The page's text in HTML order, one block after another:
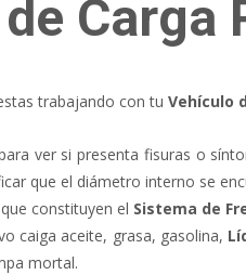
Carga
trabajando con tu Vehículo
ver si presenta fisuras o
que el diámetro interno se
constituyen el Sistema de
caiga aceite, grasa, gasolina,
mortal.